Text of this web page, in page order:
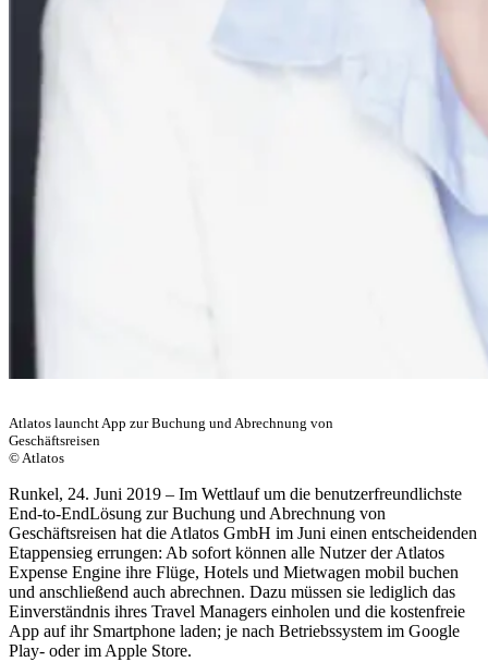
Atlatos launcht App zur Buchung und Abrechnung von
Geschäftsreisen
© Atlatos
Runkel, 24. Juni 2019 – Im Wettlauf um die benutzerfreundlichste
End-to-EndLösung zur Buchung und Abrechnung von
Geschäftsreisen hat die Atlatos GmbH im Juni einen entscheidenden
Etappensieg errungen: Ab sofort können alle Nutzer der Atlatos
Expense Engine ihre Flüge, Hotels und Mietwagen mobil buchen
und anschließend auch abrechnen. Dazu müssen sie lediglich das
Einverständnis ihres Travel Managers einholen und die kostenfreie
App auf ihr Smartphone laden; je nach Betriebssystem im Google
Play- oder im Apple Store.